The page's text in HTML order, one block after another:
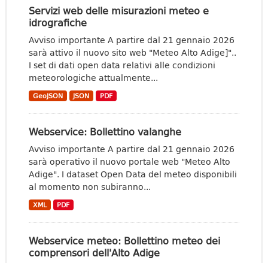
Servizi web delle misurazioni meteo e
idrografiche
Avviso importante A partire dal 21 gennaio 2026
sarà attivo il nuovo sito web "Meteo Alto Adige]"..
I set di dati open data relativi alle condizioni
meteorologiche attualmente...
GeoJSON JSON PDF
Webservice: Bollettino valanghe
Avviso importante A partire dal 21 gennaio 2026
sarà operativo il nuovo portale web "Meteo Alto
Adige". I dataset Open Data del meteo disponibili
al momento non subiranno...
XML PDF
Webservice meteo: Bollettino meteo dei
comprensori dell'Alto Adige